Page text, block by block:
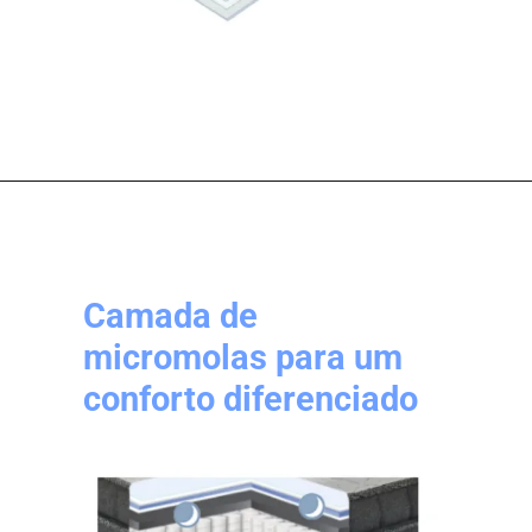
Camada de
micromolas para um
conforto diferenciado